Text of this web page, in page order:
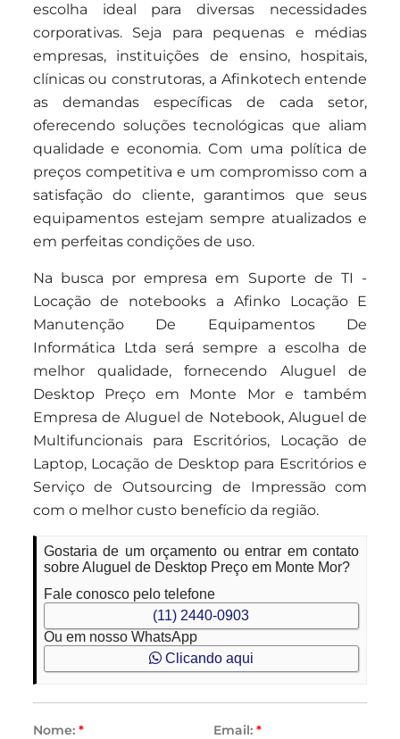
escolha ideal para diversas necessidades
corporativas. Seja para pequenas e médias
empresas, instituições de ensino, hospitais,
clínicas ou construtoras, a Afinkotech entende
as demandas específicas de cada setor,
oferecendo soluções tecnológicas que aliam
qualidade e economia. Com uma política de
preços competitiva e um compromisso com a
satisfação do cliente, garantimos que seus
equipamentos estejam sempre atualizados e
em perfeitas condições de uso.
Na busca por empresa em Suporte de TI -
Locação de notebooks a Afinko Locação E
Manutenção De Equipamentos De
Informática Ltda será sempre a escolha de
melhor qualidade, fornecendo Aluguel de
Desktop Preço em Monte Mor e também
Empresa de Aluguel de Notebook, Aluguel de
Multifuncionais para Escritórios, Locação de
Laptop, Locação de Desktop para Escritórios e
Serviço de Outsourcing de Impressão com
com o melhor custo benefício da região.
Gostaria de um orçamento ou entrar em contato
sobre Aluguel de Desktop Preço em Monte Mor?
Fale conosco pelo telefone
(11) 2440-0903
Ou em nosso WhatsApp
Clicando aqui
Nome: * Email: *